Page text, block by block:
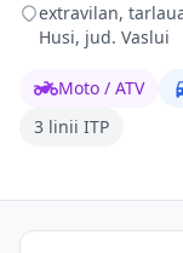
extravilan,
Husi, jud. Vaslui
Moto / ATV
3 linii ITP